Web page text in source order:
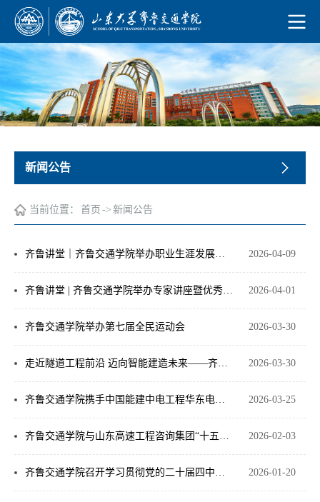
新闻公告
当前位置： 首页 -> 新闻公告
2026-04-09
2026-04-01
2026-03-30
齐鲁交通学院举办第七届全民运动会
2026-03-30
2026-03-25
2026-02-03
2026-01-20